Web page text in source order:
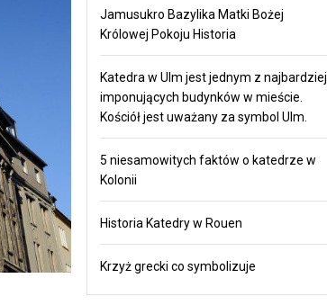
Jamusukro Bazylika Matki Bożej
Królowej Pokoju Historia
Katedra w Ulm jest jednym z najbardziej
imponujących budynków w mieście.
Kościół jest uważany za symbol Ulm.
5 niesamowitych faktów o katedrze w
Kolonii
Historia Katedry w Rouen
Krzyż grecki co symbolizuje